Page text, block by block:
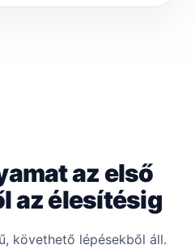
az első
az élesítésig
követhető lépésekből áll.